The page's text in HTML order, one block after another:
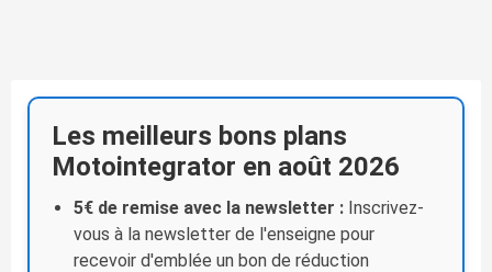
Les meilleurs bons plans
Motointegrator en août 2026
5€ de remise avec la newsletter : Inscrivez-
vous à la newsletter de l'enseigne pour
recevoir d'emblée un bon de réduction